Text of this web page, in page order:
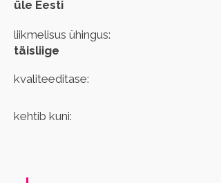
üle Eesti
liikmelisus ühingus:
täisliige
kvaliteeditase:
kehtib kuni: